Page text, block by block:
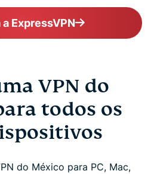
ExpressVPN
VPN do
todos os
do México para PC, Mac,